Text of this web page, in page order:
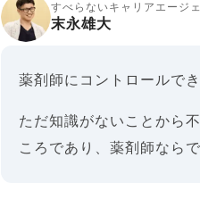
すべらないキャリアエージ
末永雄大
薬剤師にコントロールで
ただ知識がないことから
ころであり、薬剤師なら